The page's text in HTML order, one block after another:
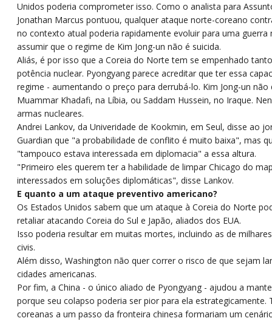
Unidos poderia comprometer isso. Como o analista para
Jonathan Marcus pontuou, qualquer ataque norte-coreano
no contexto atual poderia rapidamente evoluir para uma guerra
assumir que o regime de Kim Jong-un não é suicida.
Aliás, é por isso que a Coreia do Norte tem se empenhado
potência nuclear. Pyongyang parece acreditar que ter essa
regime - aumentando o preço para derrubá-lo. Kim Jong-un
Muammar Khadafi, na Líbia, ou Saddam Hussein, no Iraque.
armas nucleares.
Andrei Lankov, da Univeridade de Kookmin, em Seul, disse ao
Guardian que "a probabilidade de conflito é muito baixa", mas
"tampouco estava interessada em diplomacia" a essa altura.
"Primeiro eles querem ter a habilidade de limpar Chicago do
interessados em soluções diplomáticas", disse Lankov.
E quanto a um ataque preventivo americano?
Os Estados Unidos sabem que um ataque à Coreia do Norte
retaliar atacando Coreia do Sul e Japão, aliados dos EUA.
Isso poderia resultar em muitas mortes, incluindo as de
civis.
Além disso, Washington não quer correr o risco de que sejam
cidades americanas.
Por fim, a China - o único aliado de Pyongyang - ajudou a
porque seu colapso poderia ser pior para ela estrategicamente.
coreanas a um passo da fronteira chinesa formariam um